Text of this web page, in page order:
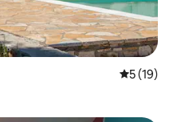
5 (19)